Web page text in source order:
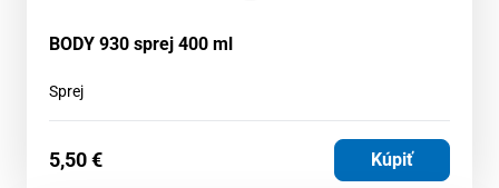
BODY 930 sprej 400 ml
Sprej
5,50€ Kúpiť